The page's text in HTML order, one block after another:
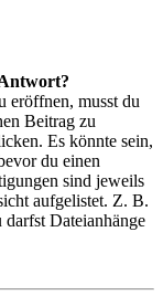
eröffnen, musst du
Beitrag zu
Es könnte sein,
du einen
sind jeweils
aufgelistet. Z. B.
darfst Dateianhänge